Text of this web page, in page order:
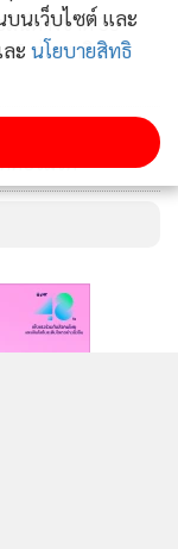
นีต่างชาติ 33
ต่างชาติ รวบ
ยก อบจ.นนทบุรี ฉุน
ต่อไม่ได้
นเว็บไซต์ และ
ะ นโยบายสิทธิ